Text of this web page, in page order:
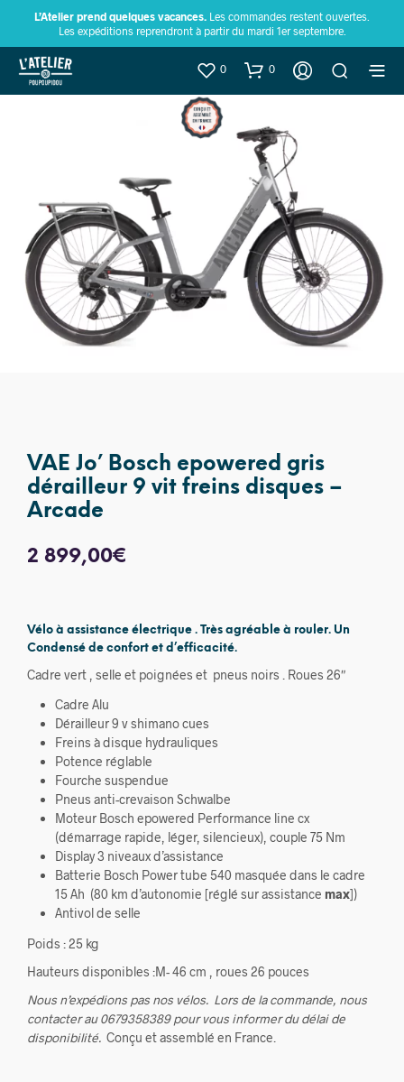
L’Atelier prend quelques vacances. Les commandes restent ouvertes.
Les expéditions reprendront à partir du mardi 1er septembre.
0 0
VAE Jo’ Bosch epowered gris
dérailleur 9 vit freins disques –
Arcade
2 899,00€
Vélo à assistance électrique . Très agréable à rouler. Un
Condensé de confort et d’efficacité.
Cadre vert , selle et poignées et pneus noirs . Roues 26″
Cadre Alu
Dérailleur 9 v shimano cues
Freins à disque hydrauliques
Potence réglable
Fourche suspendue
Pneus anti-crevaison Schwalbe
Moteur Bosch epowered Performance line cx
(démarrage rapide, léger, silencieux), couple 75 Nm
Display 3 niveaux d’assistance
Batterie Bosch Power tube 540 masquée dans le cadre
15 Ah (80 km d’autonomie [réglé sur assistance max])
Antivol de selle
Poids : 25 kg
Hauteurs disponibles :M- 46 cm , roues 26 pouces
Nous n’expédions pas nos vélos. Lors de la commande, nous
contacter au 0679358389 pour vous informer du délai de
disponibilité. Conçu et assemblé en France.